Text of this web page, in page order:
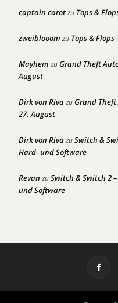
captain carotzu Tops &
zweiblooom zu Tops & Flops
Mayhem zuGrand Theft
August
Dirk von RivazuGrand Theft
27. August
Dirk von RivazuSwitch &
Hard- und Software
Revan zuSwitch & Switch 2
und Software